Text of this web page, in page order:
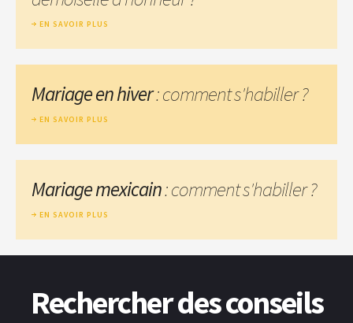
EN SAVOIR PLUS
Mariage en hiver: comment s'habiller ?
EN SAVOIR PLUS
Mariage mexicain: comment s'habiller ?
EN SAVOIR PLUS
Rechercher des conseils